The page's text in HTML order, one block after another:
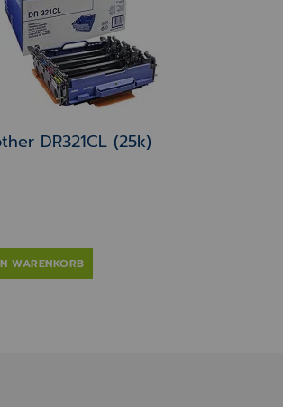
DR321CL (25k)
WARENKORB